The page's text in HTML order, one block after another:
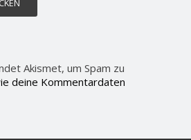
Akismet, um Spam zu
deine Kommentardaten